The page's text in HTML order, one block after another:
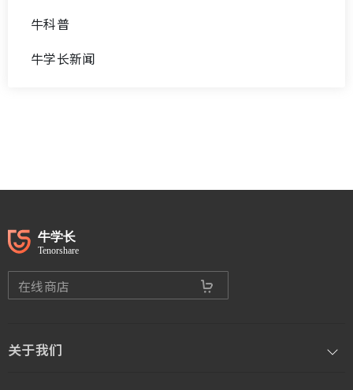
牛科普
牛学长新闻
在线商店
关于我们